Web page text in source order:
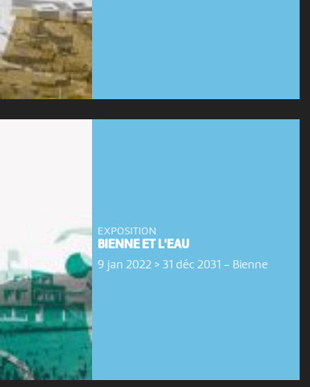
EXPOSITION
BIENNE ET L'EAU
9 jan 2022 > 31 déc 2031 - Bienne